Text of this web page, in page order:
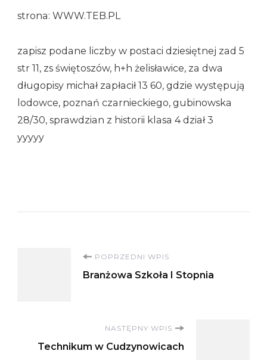
strona: WWW.TEB.PL
zapisz podane liczby w postaci dziesiętnej zad 5
str 11, zs świętoszów, h+h żelisławice, za dwa
długopisy michał zapłacił 13 60, gdzie występują
lodowce, poznań czarnieckiego, gubinowska
28/30, sprawdzian z historii klasa 4 dział 3
yyyyy
Nawigacja
POPRZEDNI WPIS
Branżowa Szkoła I Stopnia
NASTĘPNY WPIS
Technikum w Cudzynowicach